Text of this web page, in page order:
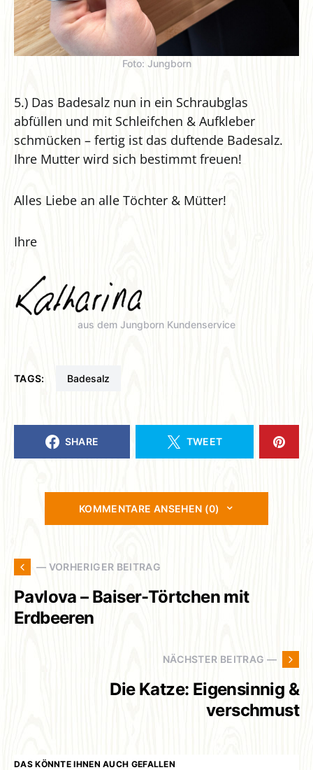
Foto: Jungborn
5.) Das Badesalz nun in ein Schraubglas
abfüllen und mit Schleifchen & Aufkleber
schmücken – fertig ist das duftende Badesalz.
Ihre Mutter wird sich bestimmt freuen!
Alles Liebe an alle Töchter & Mütter!
Ihre
aus dem Jungborn Kundenservice
TAGS: Badesalz
SHARE TWEET
KOMMENTARE ANSEHEN (0)
— VORHERIGER BEITRAG
Pavlova – Baiser-Törtchen mit
Erdbeeren
NÄCHSTER BEITRAG —
Die Katze: Eigensinnig &
verschmust
DAS KÖNNTE IHNEN AUCH GEFALLEN